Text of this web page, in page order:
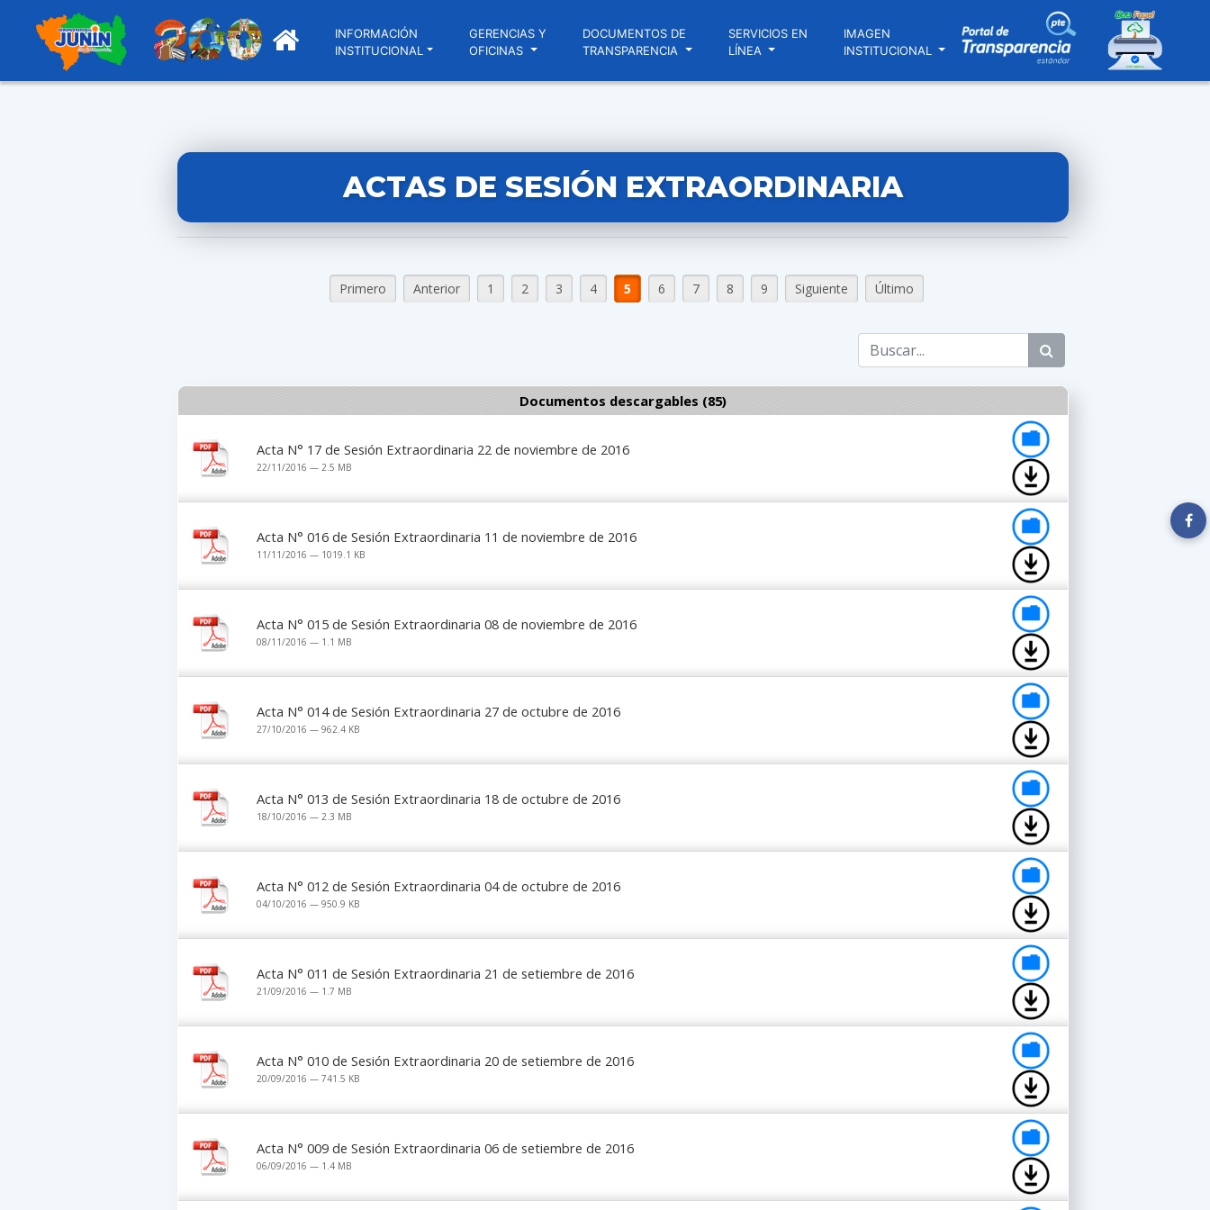
INFORMACIÓN
INSTITUCIONAL
GERENCIAS Y
OFICINAS
DOCUMENTOS DE
TRANSPARENCIA
SERVICIOS EN
LÍNEA
IMAGEN
INSTITUCIONAL
ACTAS DE SESIÓN EXTRAORDINARIA
Primero Anterior 1 2 3 4 5 6 7 8 9 Siguiente Último
Documentos descargables (85)
Acta N° 17 de Sesión Extraordinaria 22 de noviembre de 2016
22/11/2016 — 2.5 MB
Acta N° 016 de Sesión Extraordinaria 11 de noviembre de 2016
11/11/2016 — 1019.1 KB
Acta N° 015 de Sesión Extraordinaria 08 de noviembre de 2016
08/11/2016 — 1.1 MB
Acta N° 014 de Sesión Extraordinaria 27 de octubre de 2016
27/10/2016 — 962.4 KB
Acta N° 013 de Sesión Extraordinaria 18 de octubre de 2016
18/10/2016 — 2.3 MB
Acta N° 012 de Sesión Extraordinaria 04 de octubre de 2016
04/10/2016 — 950.9 KB
Acta N° 011 de Sesión Extraordinaria 21 de setiembre de 2016
21/09/2016 — 1.7 MB
Acta N° 010 de Sesión Extraordinaria 20 de setiembre de 2016
20/09/2016 — 741.5 KB
Acta N° 009 de Sesión Extraordinaria 06 de setiembre de 2016
06/09/2016 — 1.4 MB